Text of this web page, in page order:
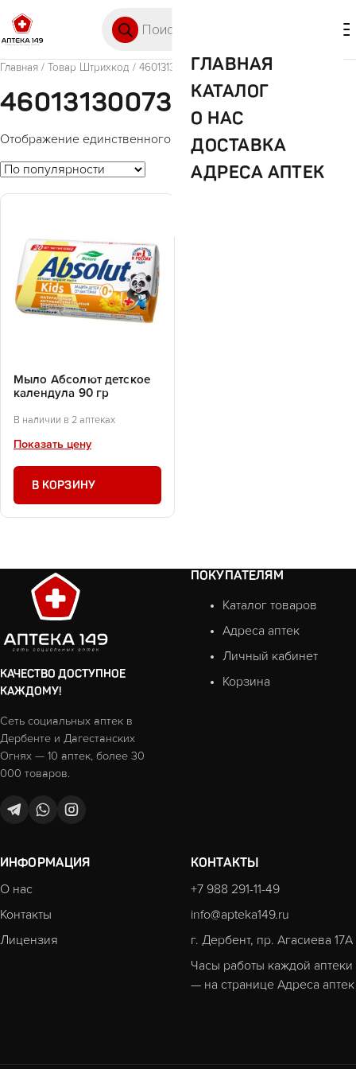
ГЛАВНАЯ
КАТАЛОГ
О НАС
ДОСТАВКА
АДРЕСА АПТЕК
Главная / Товар Штрихкод / 4601313007357
4601313007357
Отображение единственного товара
Мыло Абсолют детское
календула 90 гр
В наличии в 2 аптеках
Показать цену
В КОРЗИНУ
КАЧЕСТВО ДОСТУПНОЕ
КАЖДОМУ!
Сеть социальных аптек в
Дербенте и Дагестанских
Огнях — 10 аптек, более 30
000 товаров.
ПОКУПАТЕЛЯМ
Каталог товаров
Адреса аптек
Личный кабинет
Корзина
ИНФОРМАЦИЯ
О нас
Контакты
Лицензия
КОНТАКТЫ
+7 988 291-11-49
info@apteka149.ru
г. Дербент, пр. Агасиева 17А
Часы работы каждой аптеки
— на странице Адреса аптек